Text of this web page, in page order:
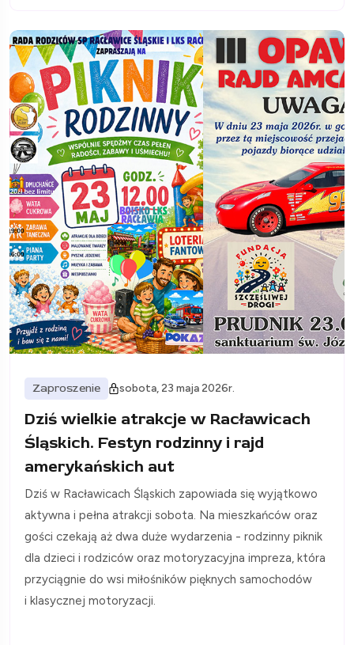
Zaproszenie sobota, 23 maja 2026r.
Dziś wielkie atrakcje w Racławicach
Śląskich. Festyn rodzinny i rajd
amerykańskich aut
Dziś w Racławicach Śląskich zapowiada się wyjątkowo
aktywna i pełna atrakcji sobota. Na mieszkańców oraz
gości czekają aż dwa duże wydarzenia - rodzinny piknik
dla dzieci i rodziców oraz motoryzacyjna impreza, która
przyciągnie do wsi miłośników pięknych samochodów
i klasycznej motoryzacji.